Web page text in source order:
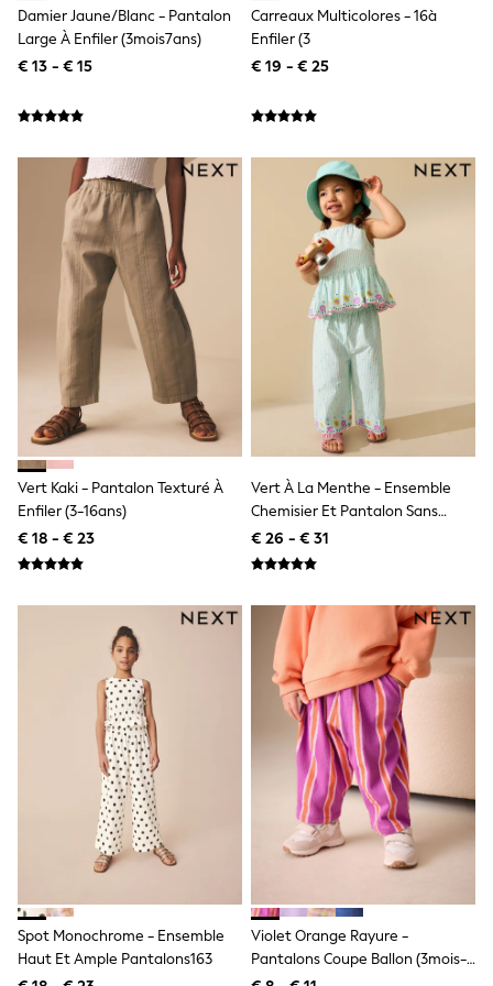
Toy Story
Pokemon
Spiderman
THE SET
Kurtas
Sets & Outfits
Trousers & Chinos
Sweatshirts & Hoodies
Knitwear & Sweaters
Tops
Coats & Jackets
Jeans
Joggers
Nightwear & Pyjamas
Swimwear
Suits & Waistcoats
Dungarees
Tops & T-Shirts
Sandals & Sliders
Rash Vests
Sun Safe Swimwear
Raincoats
Waterproof
Shackets
Gilets
Fleeces
Teddy Borg
Puffers
Snowsuits
All Footwear
New In
Boots
Half Sizes
Slippers
Wellies
Wide Fit
Shoes
Underwear
Damier Jaune/blanc - Pantalon
Large À Enfiler (3mois7ans)
€ 13 - € 15
Carreaux Multicolores - 16à
Enfiler (3
€ 19 - € 25
Vert Kaki - Pantalon Texturé À
Enfiler (3-16ans)
€ 18 - € 23
Vert À La Menthe - Ensemble
Chemisier Et Pantalon Sans
Manches (3mois À7ans)
€ 26 - € 31
Spot Monochrome - Ensemble
Haut Et Ample Pantalons163
Violet Orange Rayure -
Pantalons Coupe Ballon (3mois-
7ans)